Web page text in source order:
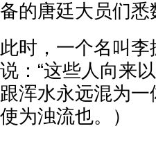
备的唐廷大员们悉
此时，一个名叫
说：“这些人向来
跟浑水永远混为
使为浊流也。）